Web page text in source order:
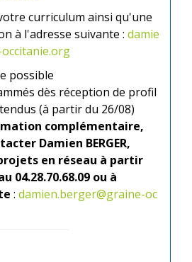
curriculum ainsi qu'une
à l'adresse suivante : damie
possible
dès réception de profil
(à partir du 26/08)
complémentaire,
Damien BERGER,
en réseau à partir
04.28.70.68.09 ou à
: damien.berger@graine-oc